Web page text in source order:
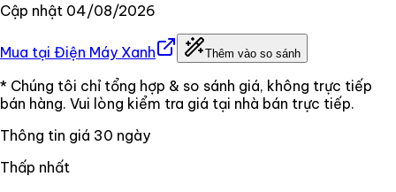
Cập nhật 04/08/2026
Mua tại Điện Máy Xanh Thêm vào so sánh
* Chúng tôi chỉ tổng hợp & so sánh giá, không trực tiếp
bán hàng. Vui lòng kiểm tra giá tại nhà bán trực tiếp.
Thông tin giá 30 ngày
Thấp nhất